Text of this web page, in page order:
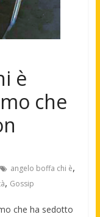
è
che
angelo boffa chi è,
, Gossip
che ha sedotto